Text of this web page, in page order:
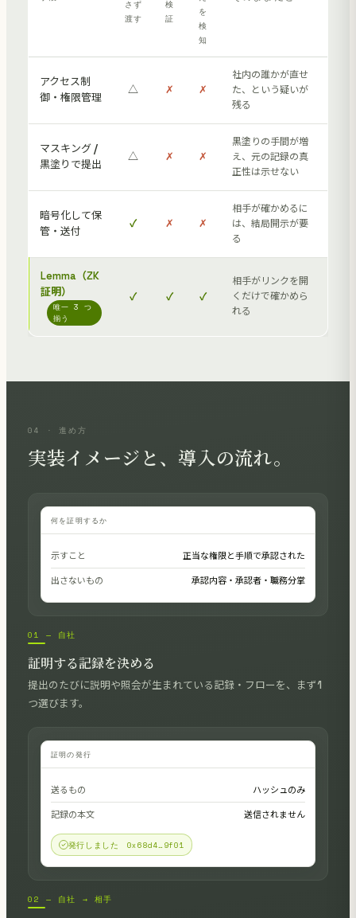
さず
渡す
検
証
を
検
知
アクセス制
御・権限管理
△ ✗ ✗
社内の誰かが直せ
た、という疑いが
残る
マスキング /
黒塗りで提出
△ ✗ ✗
黒塗りの手間が増
え、元の記録の真
正性は示せない
暗号化して保
管・送付
✓ ✗ ✗
相手が確かめるに
は、結局開示が要
る
Lemma（ZK
証明）
唯一 3 つ
揃う
✓ ✓ ✓
相手がリンクを開
くだけで確かめら
れる
04 · 進め方
実装イメージと、導入の流れ。
何を証明するか
示すこと 正当な権限と手順で承認された
出さないもの 承認内容・承認者・職務分掌
01 — 自社
証明する記録を決める
提出のたびに説明や照会が生まれている記録・フローを、まず1
つ選びます。
証明の発行
送るもの ハッシュのみ
記録の本文 送信されません
発行しました 0x68d4…9f01
02 — 自社 → 相手